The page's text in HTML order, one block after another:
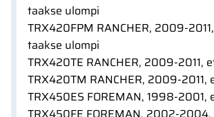
taakse ulompi
TRX420FPM RANCHER, 2009-
taakse ulompi
TRX420TE RANCHER, 2009-2011,
TRX420TM RANCHER, 2009-2011,
TRX450ES FOREMAN, 1998-2001,